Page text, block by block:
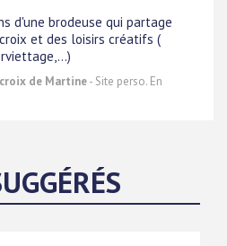
d'une brodeuse qui partage
et des loisirs créatifs (
de Martine- Site perso. En